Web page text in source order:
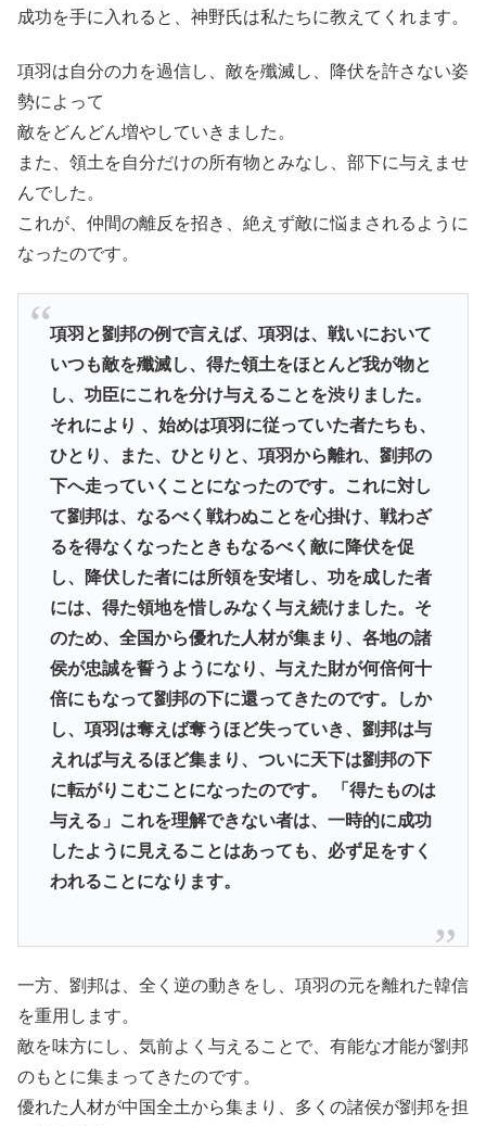
成功を手に入れると、神野氏は私たちに教えてくれます。
項羽は自分の力を過信し、敵を殲滅し、降伏を許さない姿
勢によって
敵をどんどん増やしていきました。
また、領土を自分だけの所有物とみなし、部下に与えませ
んでした。
これが、仲間の離反を招き、絶えず敵に悩まされるように
なったのです。
項羽と劉邦の例で言えば、項羽は、戦いにおいて
いつも敵を殲滅し、得た領土をほとんど我が物と
し、功臣にこれを分け与えることを渋りました。
それにより 、始めは項羽に従っていた者たちも、
ひとり、また、ひとりと、項羽から離れ、劉邦の
下へ走っていくことになったのです。これに対し
て劉邦は、なるべく戦わぬことを心掛け、戦わざ
るを得なくなったときもなるべく敵に降伏を促
し、降伏した者には所領を安堵し、功を成した者
には、得た領地を惜しみなく与え続けました。そ
のため、全国から優れた人材が集まり、各地の諸
侯が忠誠を誓うようになり、与えた財が何倍何十
倍にもなって劉邦の下に還ってきたのです。しか
し、項羽は奪えば奪うほど失っていき、劉邦は与
えれば与えるほど集まり、ついに天下は劉邦の下
に転がりこむことになったのです。 「得たものは
与える」これを理解できない者は、一時的に成功
したように見えることはあっても、必ず足をすく
われることになります。
一方、劉邦は、全く逆の動きをし、項羽の元を離れた韓信
を重用します。
敵を味方にし、気前よく与えることで、有能な才能が劉邦
のもとに集まってきたのです。
優れた人材が中国全土から集まり、多くの諸侯が劉邦を担